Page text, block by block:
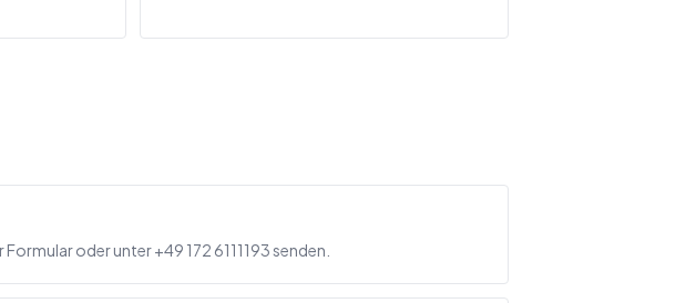
oder unter +49 172 6111193 senden.